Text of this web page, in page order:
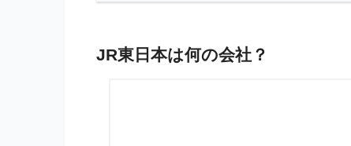
JR東日本は何の会社？